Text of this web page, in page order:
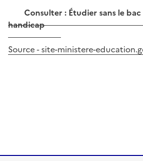
Consulter : Étudier sans le
handicap
Source - site-ministere-